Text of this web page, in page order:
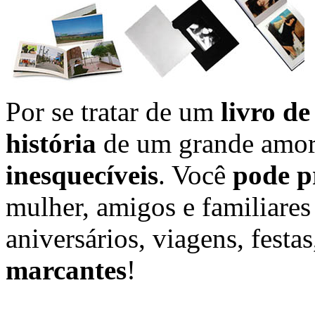
Por se tratar de um livro de
história de um grande
inesquecíveis. Você pode
mulher, amigos e
aniversários, viagens,
marcantes!